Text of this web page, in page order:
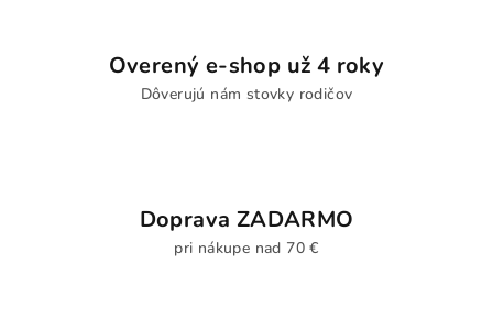
Overený e-shop už 4 roky
Dôverujú nám stovky rodičov
Doprava ZADARMO
pri nákupe nad 70 €